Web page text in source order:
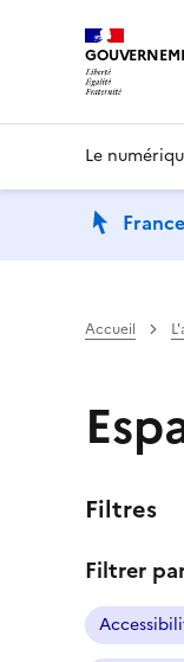
Le
Accueil
Filtres
Filtrer